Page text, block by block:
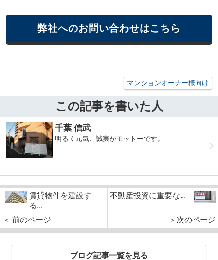
弊社へのお問い合わせはこちら
マンションオーナー様向け
この記事を書いた人
千葉 信武
明るく元気、誠実がモットーです。
賃貸物件を建設す
る...
＜ 前のページ
不動産投資に重要な...
＞次のページ
ブログ記事一覧を見る